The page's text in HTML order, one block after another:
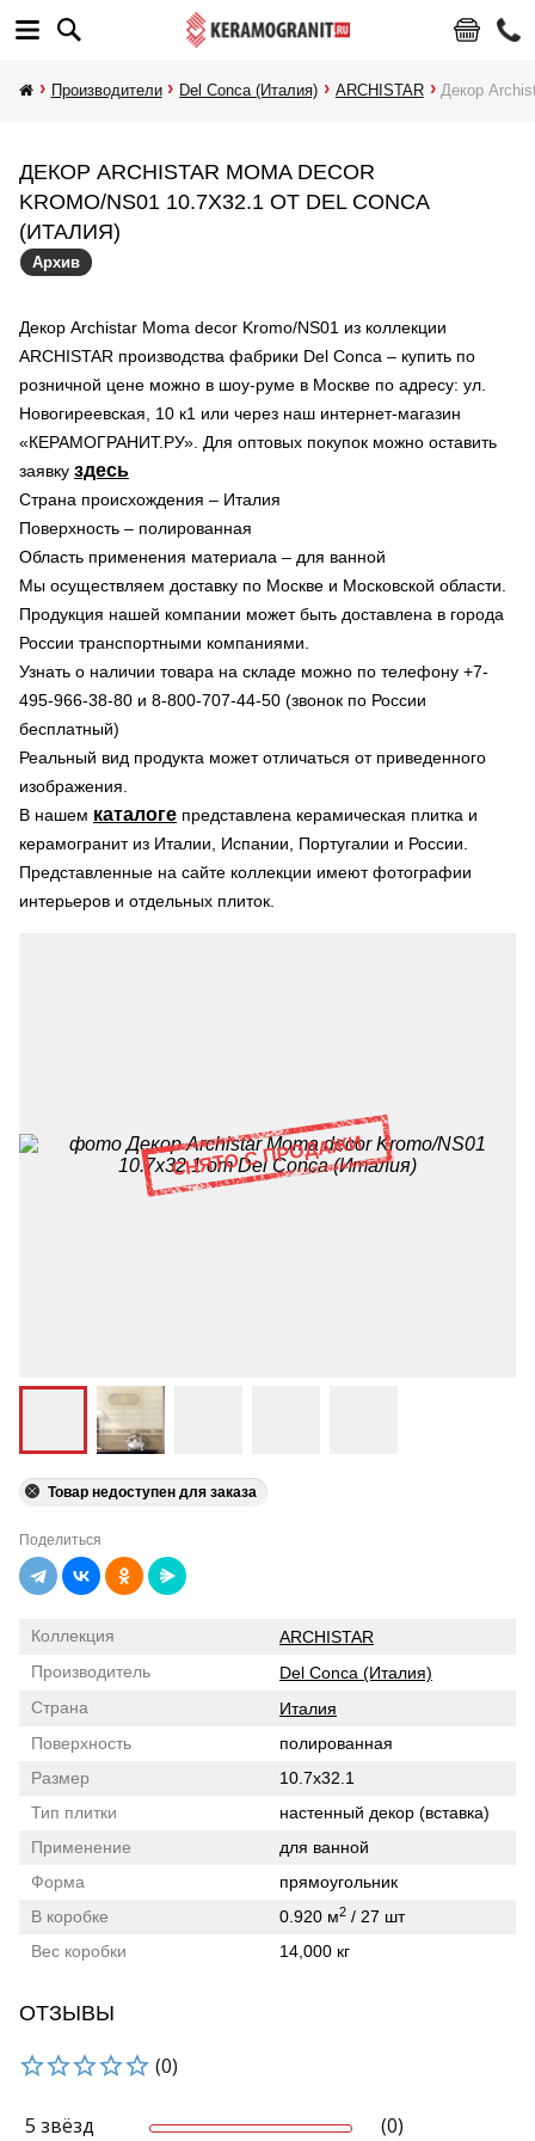
Производители Del Conca (Италия) ARCHISTAR Декор
ДЕКОР ARCHISTAR MOMA DECOR
KROMO/NS01 10.7X32.1 ОТ DEL CONCA
(ИТАЛИЯ)
Архив
Декор Archistar Moma decor Kromo/NS01 из коллекции
ARCHISTAR производства фабрики Del Conca – купить по
розничной цене можно в шоу-руме в Москве по адресу: ул.
Новогиреевская, 10 к1 или через наш интернет-магазин
«КЕРАМОГРАНИТ.РУ». Для оптовых покупок можно оставить
заявку здесь
Страна происхождения – Италия
Поверхность – полированная
Область применения материала – для ванной
Мы осуществляем доставку по Москве и Московской области.
Продукция нашей компании может быть доставлена в города
России транспортными компаниями.
Узнать о наличии товара на складе можно по телефону +7-
495-966-38-80 и 8-800-707-44-50 (звонок по России
бесплатный)
Реальный вид продукта может отличаться от приведенного
изображения.
В нашем каталоге представлена керамическая плитка и
керамогранит из Италии, Испании, Португалии и России.
Представленные на сайте коллекции имеют фотографии
интерьеров и отдельных плиток.
Товар недоступен для заказа
Поделиться
Коллекция
ARCHISTAR
Производитель
Del Conca (Италия)
Страна
Италия
Поверхность
полированная
Размер
10.7x32.1
Тип плитки
настенный декор (вставка)
Применение
для ванной
Форма
прямоугольник
В коробке
0.920 м2 / 27 шт
Вес коробки
14,000 кг
ОТЗЫВЫ
(0)
5 звёзд (0)